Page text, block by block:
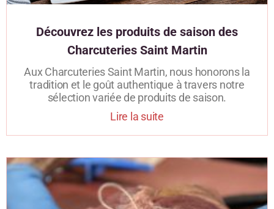
Découvrez les produits de saison des
Charcuteries Saint Martin
Aux Charcuteries Saint Martin, nous honorons la
tradition et le goût authentique à travers notre
sélection variée de produits de saison.
Lire la suite